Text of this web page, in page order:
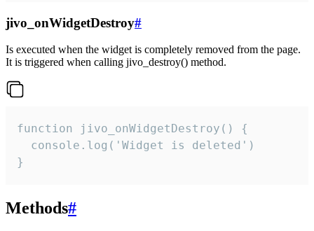
jivo_onWidgetDestroy#
Is executed when the widget is completely removed from the page.
It is triggered when calling jivo_destroy() method.
function jivo_onWidgetDestroy() {
  console.log('Widget is deleted')
}
Methods#